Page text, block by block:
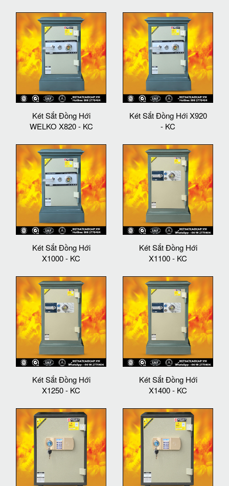
Két Sắt Đồng Hới
WELKO X820 - KC
Két Sắt Đồng Hới X920
- KC
Két Sắt Đồng Hới
X1000 - KC
Két Sắt Đồng Hới
X1100 - KC
Két Sắt Đồng Hới
X1250 - KC
Két Sắt Đồng Hới
X1400 - KC